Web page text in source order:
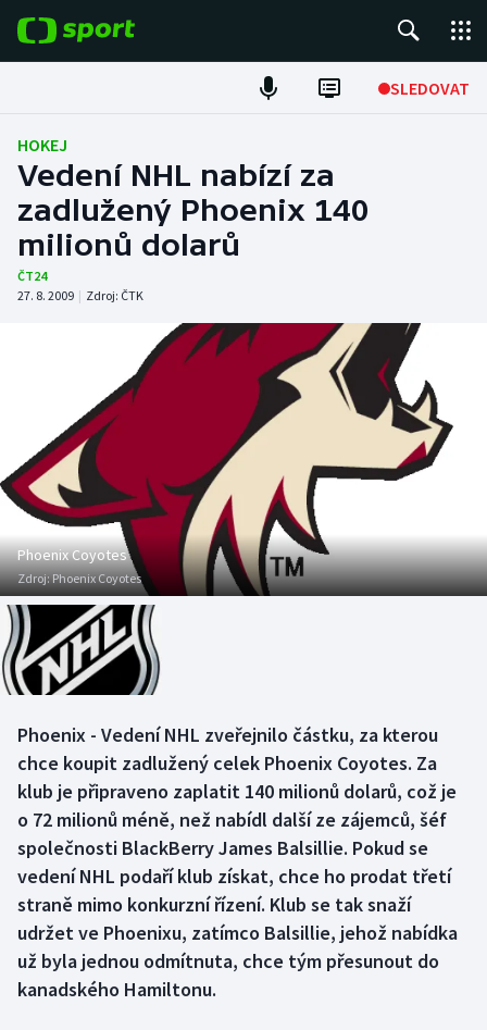
SLEDOVAT
ME v atletice
ME v plavání
Fotbal
Hokej
DALŠÍ SPORTY
Americký fotbal
Atletika
Baseball a softbal
Basketbal
Biatlon
Box
Curling
Cyklistika
Dostihy
Florbal
NEPŘEHLÉDNĚTE
Soutěže
Historické návraty
Aplikace ČT sport
AZ kvíz
HOKEJ
Vedení NHL nabízí za
zadlužený Phoenix 140
milionů dolarů
ČT24
27. 8. 2009 | Zdroj: ČTK
Phoenix Coyotes
Zdroj:Phoenix Coyotes
Phoenix - Vedení NHL zveřejnilo částku, za kterou
chce koupit zadlužený celek Phoenix Coyotes. Za
klub je připraveno zaplatit 140 milionů dolarů, což je
o 72 milionů méně, než nabídl další ze zájemců, šéf
společnosti BlackBerry James Balsillie. Pokud se
vedení NHL podaří klub získat, chce ho prodat třetí
straně mimo konkurzní řízení. Klub se tak snaží
udržet ve Phoenixu, zatímco Balsillie, jehož nabídka
už byla jednou odmítnuta, chce tým přesunout do
kanadského Hamiltonu.